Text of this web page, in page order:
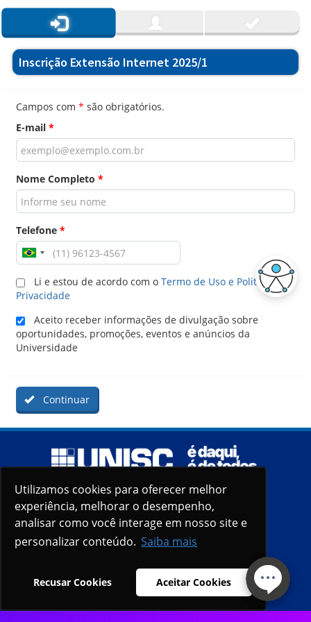
Utilizamos cookies para oferecer melhor
experiência, melhorar o desempenho,
analisar como você interage em nosso site e
personalizar conteúdo. Saiba mais
Recusar Cookies Aceitar Cookies
Utilizamos cookies para oferecer melhor
experiência, melhorar o desempenho,
analisar como você interage em nosso site e
personalizar conteúdo. Saiba mais
Recusar Cookies Aceitar Cookies
Inscrição Extensão Internet 2025/1
Campos com * são obrigatórios.
E-mail *
Nome Completo *
Telefone *
Li e estou de acordo com o Termo de Uso e Politica de
Privacidade
Aceito receber informações de divulgação sobre
oportunidades, promoções, eventos e anúncios da
Universidade
Continuar